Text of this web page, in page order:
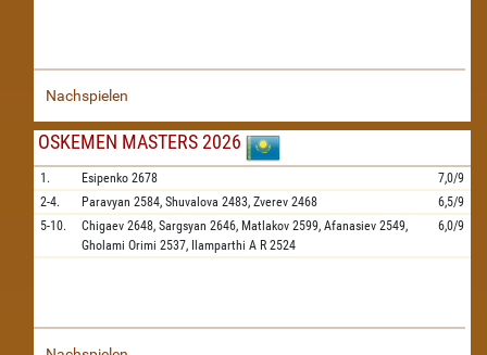
Nachspielen
OSKEMEN MASTERS 2026
1. Esipenko 2678
7,0/9
2-4.
Paravyan 2584, Shuvalova 2483, Zverev 2468
6,5/9
5-10.
Chigaev 2648, Sargsyan 2646, Matlakov 2599, Afanasiev 2549,
Gholami Orimi 2537, Ilamparthi A R 2524
6,0/9